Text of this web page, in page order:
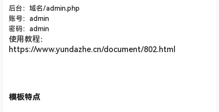
后台：域名/admin.php
账号：admin
密码：admin
使用教程：
https://www.yundazhe.cn/document/802.html
模板特点